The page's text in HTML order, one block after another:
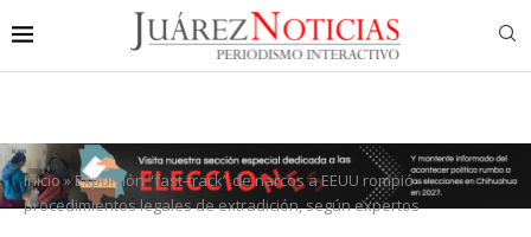
Inicio»Expulsión “fast-track” de narcos a EEUU rompió
procedimientos legales de extradición, según expertos